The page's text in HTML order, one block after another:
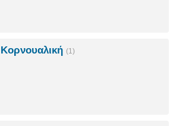
Κορνουαλική (1)